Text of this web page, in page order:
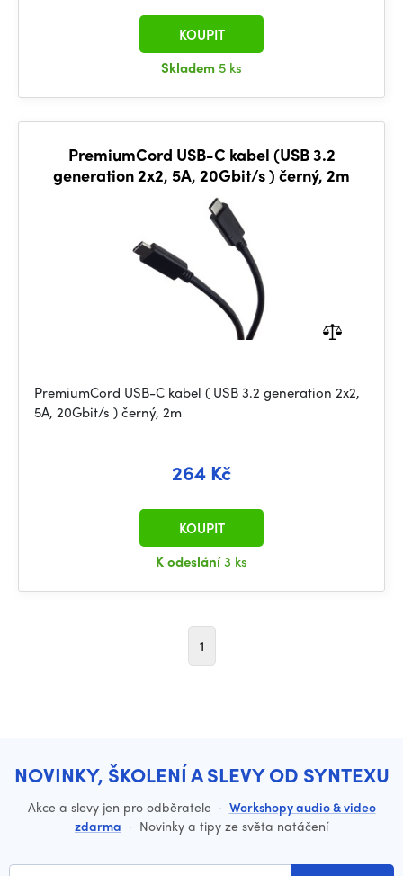
Skladem 5 ks
KOUPIT
PremiumCord USB-C kabel (USB 3.2
generation 2x2, 5A, 20Gbit/s ) černý, 2m
PremiumCord USB-C kabel ( USB 3.2 generation 2x2,
5A, 20Gbit/s ) černý, 2m
264 Kč
K odeslání3 ks
KOUPIT
1
NOVINKY, ŠKOLENÍ A SLEVY OD SYNTEXU
Akce a slevy jen pro odběratele · Workshopy audio & video
zdarma · Novinky a tipy ze světa natáčení